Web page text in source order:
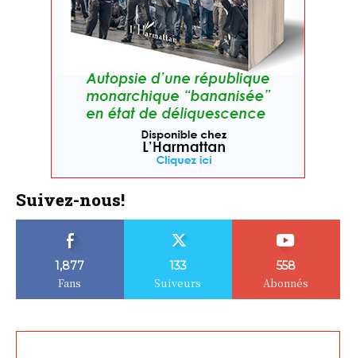
Suivez-nous!
1,877
Fans
133
Suiveurs
558
Abonnés